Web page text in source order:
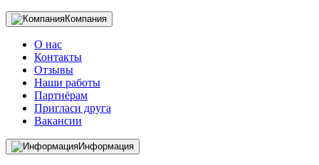
Компания
О нас
Контакты
Отзывы
Наши работы
Партнёрам
Пригласи друга
Вакансии
Информация